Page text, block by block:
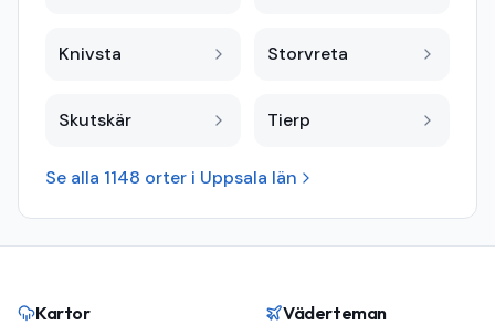
Knivsta Storvreta
Skutskär Tierp
Se alla 1148 orter i Uppsala län
Kartor Väderteman